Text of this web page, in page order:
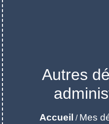
Autres
Accueil / Mes